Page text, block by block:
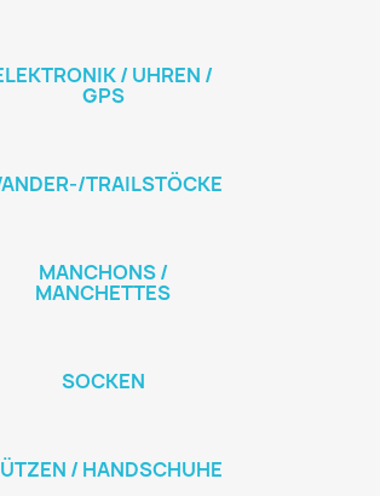
/ UHREN /
GPS
TRAILSTÖCKE
MANCHONS /
MANCHETTES
SOCKEN
/ HANDSCHUHE